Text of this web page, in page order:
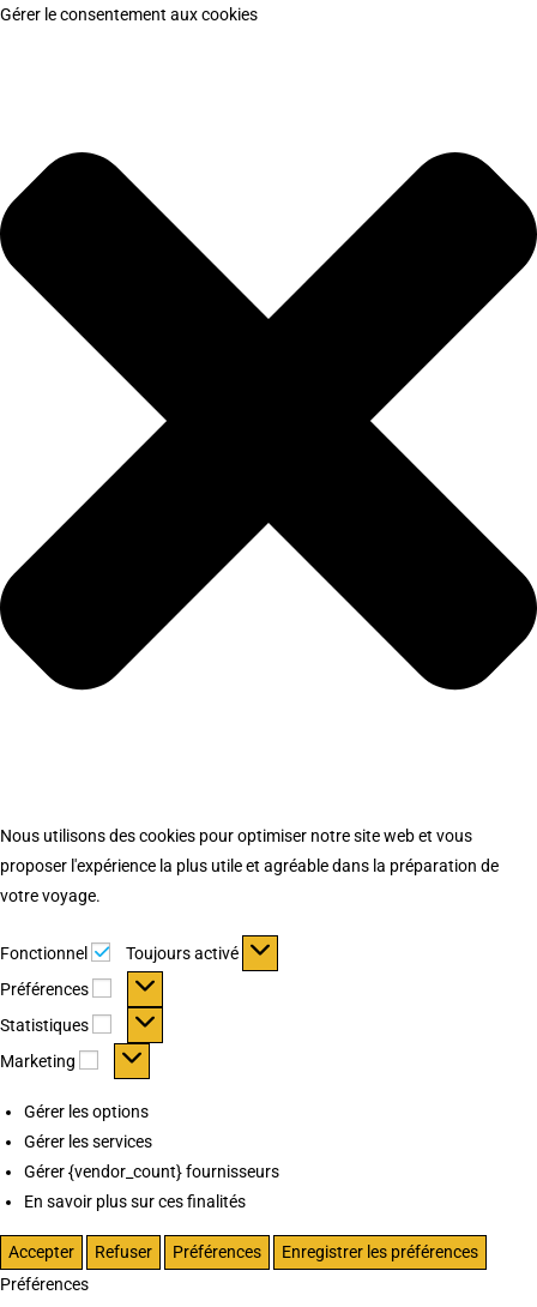
Gérer le consentement aux cookies
Nous utilisons des cookies pour optimiser notre site web et vous
proposer l'expérience la plus utile et agréable dans la préparation de
votre voyage.
Fonctionnel Fonctionnel
Toujours activé
Préférences
Préférences
Statistiques Statistiques
Marketing Marketing
Gérer les options
Gérer les services
Gérer {vendor_count} fournisseurs
En savoir plus sur ces finalités
Accepter Refuser Préférences
Enregistrer les préférences
Préférences